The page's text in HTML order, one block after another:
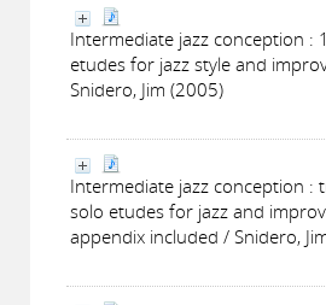
Intermediate jazz conception :
etudes for jazz style and
Snidero, Jim (2005)
Intermediate jazz conception :
solo etudes for jazz and
appendix included / Snidero,